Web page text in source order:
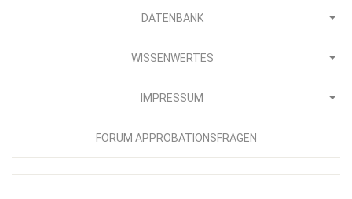
DATENBANK
WISSENWERTES
IMPRESSUM
FORUM APPROBATIONSFRAGEN